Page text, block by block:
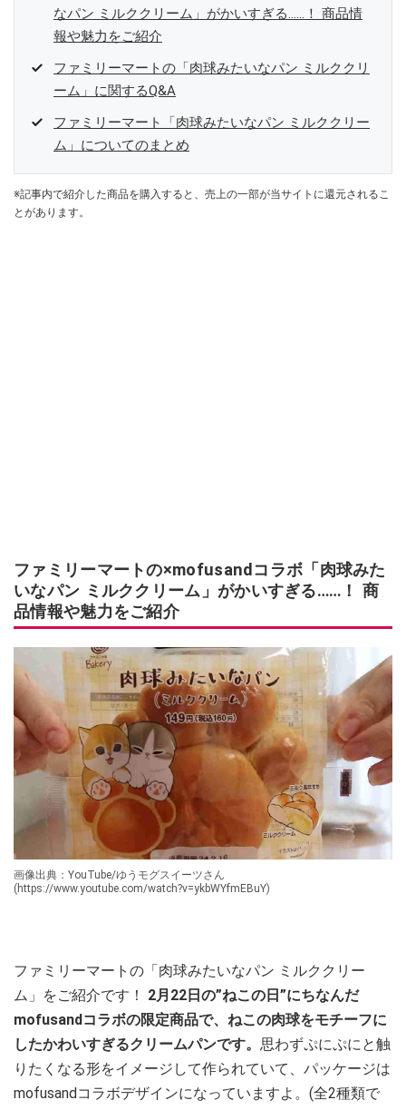
なパン ミルククリーム」がかいすぎる……！ 商品情
報や魅力をご紹介
ファミリーマートの「肉球みたいなパン ミルククリ
ーム」に関するQ&A
ファミリーマート「肉球みたいなパン ミルククリー
ム」についてのまとめ
※記事内で紹介した商品を購入すると、売上の一部が当サイトに還元されるこ
とがあります。
ファミリーマートの×mofusandコラボ「肉球みた
いなパン ミルククリーム」がかいすぎる……！ 商
品情報や魅力をご紹介
画像出典：YouTube/ゆうモグスイーツさん
(https://www.youtube.com/watch?v=ykbWYfmEBuY)
ファミリーマートの「肉球みたいなパン ミルククリー
ム」をご紹介です！ 2月22日の”ねこの日”にちなんだ
mofusandコラボの限定商品で、ねこの肉球をモチーフに
したかわいすぎるクリームパンです。 思わずぷにぷにと触
りたくなる形をイメージして作られていて、パッケージは
mofusandコラボデザインになっていますよ。(全2種類で